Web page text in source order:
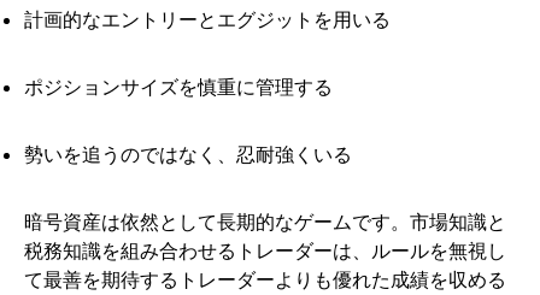
計画的なエントリーとエグジットを用いる
ポジションサイズを慎重に管理する
勢いを追うのではなく、忍耐強くいる
暗号資産は依然として長期的なゲームです。市場知識と
税務知識を組み合わせるトレーダーは、ルールを無視し
て最善を期待するトレーダーよりも優れた成績を収める